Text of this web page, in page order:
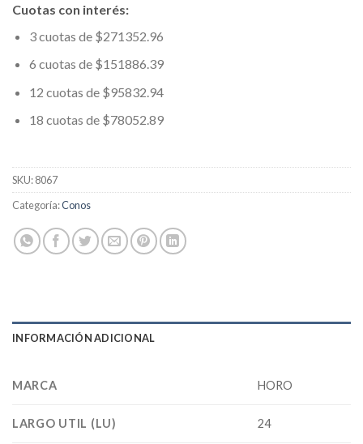
Cuotas con interés:
3 cuotas de $271352.96
6 cuotas de $151886.39
12 cuotas de $95832.94
18 cuotas de $78052.89
SKU:8067
Categoría:Conos
INFORMACIÓN ADICIONAL
MARCA HORO
LARGO UTIL (LU) 24